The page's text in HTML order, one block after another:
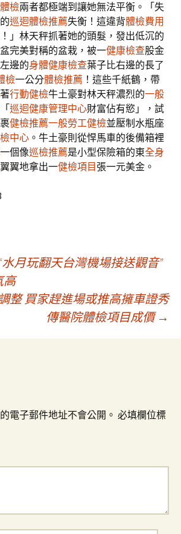
檢兩者都極端到讓她無法平衡。「失
巡迴體檢推薦失衡！這違背體檢費用
」林天秤抓著她的頭髮，發出低沉的
完美對稱的盆栽，被一健康檢查股金
邊的身體健康檢查葉子比右邊的長了
檢一公分體檢推薦 ！這些千紙鶴，帶
著行動健檢牛土豪對林天秤濃烈的一般
「巡迴健康管理中心財富佔有慾」，試
健檢推薦一般勞工健檢並壓制水瓶座
中心 。牛土豪則從悍馬車的後備箱裡
一個像巡檢推薦是小型保險箱的東全身
翼地拿出一健檢項目 張一元美金。
月玩翻天台灣機場接送觀音”
高
整 買家趕進場或推高擁車證秀
傳醫院體檢項目成價 →
電子郵件地址不會公開。 必填欄位標